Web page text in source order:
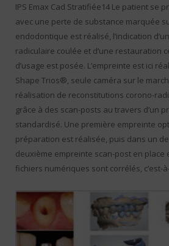
IPS Emax Cad Stratifiée14 Le patient se
avec une perte de substance marquée
endodontique est réalisé, l’indication
radiculaire coulée et d’une restauration
d’usage est posée. L’empreinte est ici
Shape Trios®, seule caméra sur le
réalisation de reconstitutions corono-
grâce à des scan-posts au travers d’un
standardisé. Une première empreinte
préparation est réalisée, puis dans un
deuxième empreinte scan-post en place
fichiers numériques sont corrélés, c’est-